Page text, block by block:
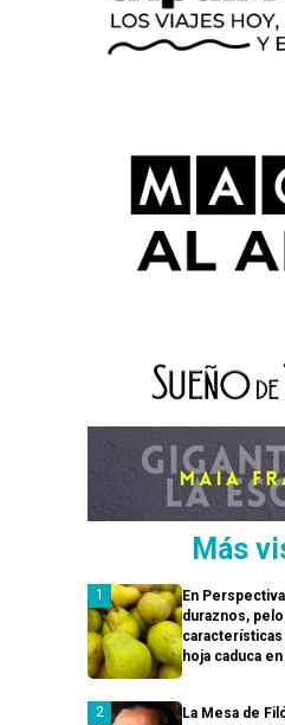
Más
En
duraznos,
hoja caduca
La Mesa de